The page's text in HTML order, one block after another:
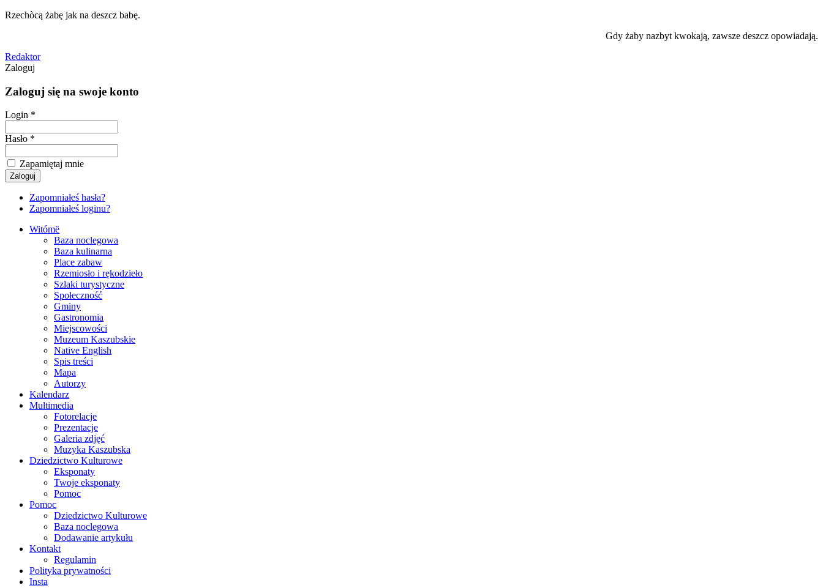
Rzechòcą żabę jak na deszcz babę.
Gdy żaby nazbyt kwokają, zawsze deszcz opowiadają.
Redaktor
Zaloguj
Zaloguj się na swoje konto
Login *
Hasło *
Zapamiętaj mnie
Zapomniałeś hasła?
Zapomniałeś loginu?
Witómë
Baza noclegowa
Baza kulinarna
Place zabaw
Rzemiosło i rękodzieło
Szlaki turystyczne
Społeczność
Gminy
Gastronomia
Miejscowości
Muzeum Kaszubskie
Native English
Spis treści
Mapa
Autorzy
Kalendarz
Multimedia
Fotorelacje
Prezentacje
Galeria zdjęć
Muzyka Kaszubska
Dziedzictwo Kulturowe
Eksponaty
Twoje eksponaty
Pomoc
Pomoc
Dziedzictwo Kulturowe
Baza noclegowa
Dodawanie artykułu
Kontakt
Regulamin
Polityka prywatności
Insta